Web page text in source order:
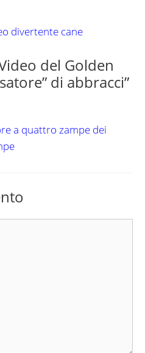
divertente cane
del Golden
di abbracci”
a quattro zampe dei